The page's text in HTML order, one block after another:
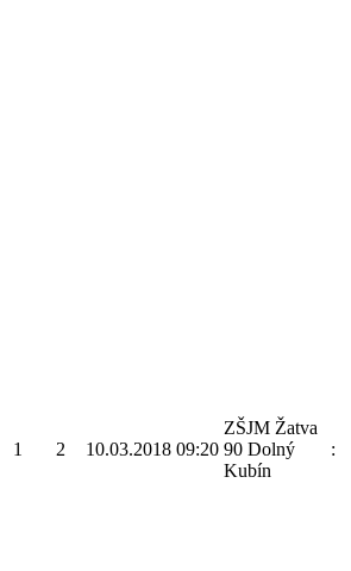
1 2 10.03.2018 09:20
ZŠJM Žatva
90 Dolný
Kubín
: